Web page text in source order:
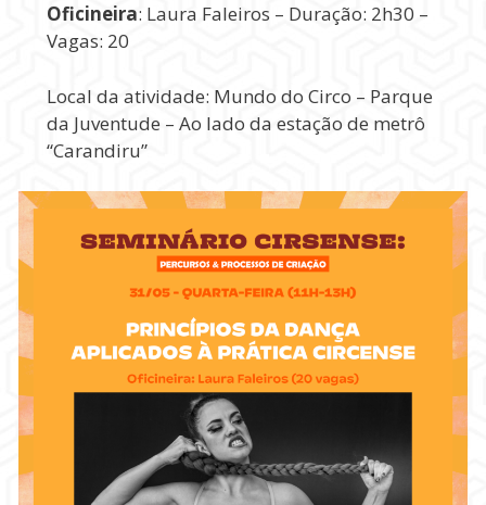
Oficineira: Laura Faleiros – Duração: 2h30 –
Vagas: 20
Local da atividade: Mundo do Circo – Parque
da Juventude – Ao lado da estação de metrô
“Carandiru”